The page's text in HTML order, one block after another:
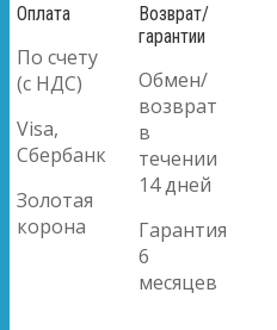
Оплата
По счету
(с НДС)
Visa,
Сбербанк
Золотая
корона
Возврат/
гарантии
Обмен/
возврат
в
течении
14 дней
Гарантия
6
месяцев